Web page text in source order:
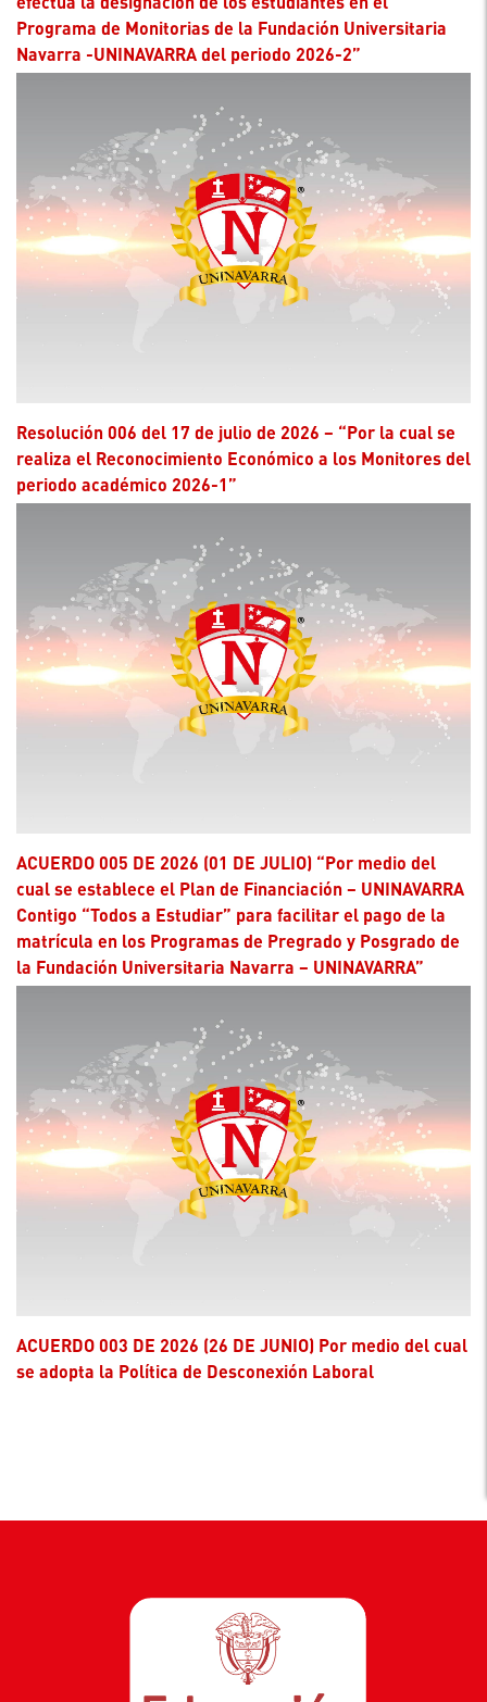
Programa de Monitorias de la Fundación Universitaria
Navarra -UNINAVARRA del periodo 2026-2”
Resolución 006 del 17 de julio de 2026 – “Por la cual se
realiza el Reconocimiento Económico a los Monitores del
periodo académico 2026-1”
ACUERDO 005 DE 2026 (01 DE JULIO) “Por medio del
cual se establece el Plan de Financiación – UNINAVARRA
Contigo “Todos a Estudiar” para facilitar el pago de la
matrícula en los Programas de Pregrado y Posgrado de
la Fundación Universitaria Navarra – UNINAVARRA”
ACUERDO 003 DE 2026 (26 DE JUNIO) Por medio del cual
se adopta la Política de Desconexión Laboral